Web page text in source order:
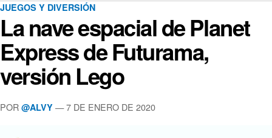
JUEGOS Y DIVERSIÓN
La nave espacial de Planet
Express de Futurama,
versión Lego
POR @ALVY — 7 DE ENERO DE 2020